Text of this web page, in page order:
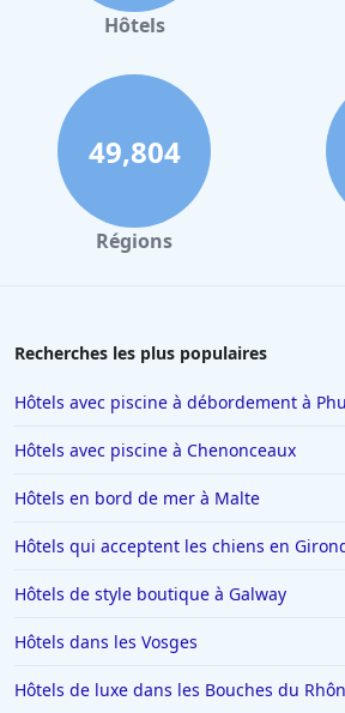
Hôtels
49,804
Régions
Recherches les plus populaires
Hôtels avec piscine à débordement à
Hôtels avec piscine à Chenonceaux
Hôtels en bord de mer à Malte
Hôtels qui acceptent les chiens en
Hôtels de style boutique à Galway
Hôtels dans les Vosges
Hôtels de luxe dans les Bouches du